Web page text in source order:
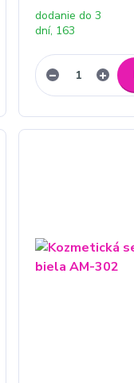
dodanie do 3
dní, 163